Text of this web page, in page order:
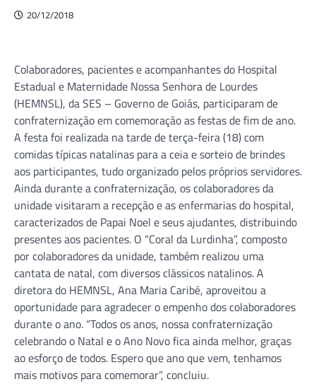
20/12/2018
Colaboradores, pacientes e acompanhantes do Hospital
Estadual e Maternidade Nossa Senhora de Lourdes
(HEMNSL), da SES – Governo de Goiás, participaram de
confraternização em comemoração as festas de fim de ano.
A festa foi realizada na tarde de terça-feira (18) com
comidas típicas natalinas para a ceia e sorteio de brindes
aos participantes, tudo organizado pelos próprios servidores.
Ainda durante a confraternização, os colaboradores da
unidade visitaram a recepção e as enfermarias do hospital,
caracterizados de Papai Noel e seus ajudantes, distribuindo
presentes aos pacientes. O “Coral da Lurdinha”, composto
por colaboradores da unidade, também realizou uma
cantata de natal, com diversos clássicos natalinos. A
diretora do HEMNSL, Ana Maria Caribé, aproveitou a
oportunidade para agradecer o empenho dos colaboradores
durante o ano. “Todos os anos, nossa confraternização
celebrando o Natal e o Ano Novo fica ainda melhor, graças
ao esforço de todos. Espero que ano que vem, tenhamos
mais motivos para comemorar”, concluiu.